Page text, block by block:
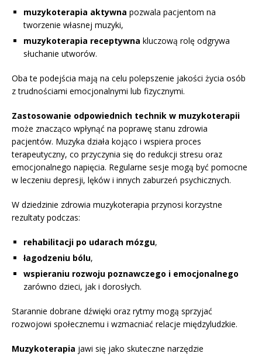
muzykoterapia aktywna pozwala pacjentom na
tworzenie własnej muzyki,
muzykoterapia receptywna kluczową rolę odgrywa
słuchanie utworów.
Oba te podejścia mają na celu polepszenie jakości życia osób
z trudnościami emocjonalnymi lub fizycznymi.
Zastosowanie odpowiednich technik w muzykoterapii
może znacząco wpłynąć na poprawę stanu zdrowia
pacjentów. Muzyka działa kojąco i wspiera proces
terapeutyczny, co przyczynia się do redukcji stresu oraz
emocjonalnego napięcia. Regularne sesje mogą być pomocne
w leczeniu depresji, lęków i innych zaburzeń psychicznych.
W dziedzinie zdrowia muzykoterapia przynosi korzystne
rezultaty podczas:
rehabilitacji po udarach mózgu,
łagodzeniu bólu,
wspieraniu rozwoju poznawczego i emocjonalnego
zarówno dzieci, jak i dorosłych.
Starannie dobrane dźwięki oraz rytmy mogą sprzyjać
rozwojowi społecznemu i wzmacniać relacje międzyludzkie.
Muzykoterapia jawi się jako skuteczne narzędzie